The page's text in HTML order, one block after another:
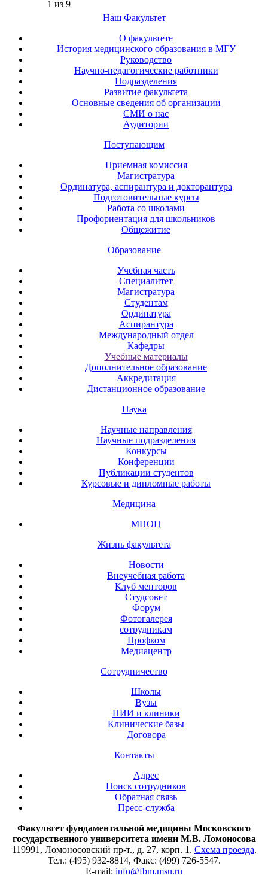
1 из 9
Наш Факультет
О факультете
История медицинского образования в МГУ
Руководство
Научно-педагогические работники
Подразделения
Развитие факультета
Основные сведения об организации
СМИ о нас
Аудитории
Поступающим
Приемная комиссия
Магистратура
Ординатура, аспирантура и докторантура
Подготовительные курсы
Работа со школами
Профориентация для школьников
Общежитие
Образование
Учебная часть
Специалитет
Магистратура
Студентам
Ординатура
Аспирантура
Международный отдел
Кафедры
Учебные материалы
Дополнительное образование
Аккредитация
Дистанционное образование
Наука
Научные направления
Научные подразделения
Конкурсы
Конференции
Публикации студентов
Курсовые и дипломные работы
Медицина
МНОЦ
Жизнь факультета
Новости
Внеучебная работа
Клуб менторов
Студсовет
Форум
Фотогалерея
сотрудникам
Профком
Медиацентр
Сотрудничество
Школы
Вузы
НИИ и клиники
Клинические базы
Договора
Контакты
Адрес
Поиск сотрудников
Обратная связь
Пресс-служба
Факультет фундаментальной медицины Московского
государственного университета имени М.В. Ломоносова
119991, Ломоносовский пр-т., д. 27, корп. 1. Схема проезда.
Тел.: (495) 932-8814, Факс: (499) 726-5547.
E-mail: info@fbm.msu.ru